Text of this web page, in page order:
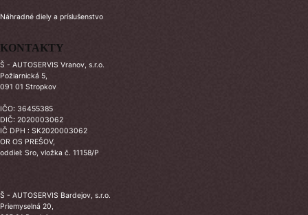
Náhradné diely a príslušenstvo
KONTAKTY
Š - AUTOSERVIS Vranov, s.r.o.
Požiarnická 5,
091 01 Stropkov
IČO: 36455385
DIČ: 2020003062
IČ DPH : SK2020003062
OR OS PREŠOV,
oddiel: Sro, vložka č. 11158/P
Š - AUTOSERVIS Bardejov, s.r.o.
Priemyselná 20,